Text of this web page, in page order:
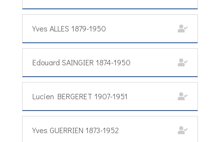
Yves ALLES 1879-1950
Edouard SAINGIER 1874-1950
Lucien BERGERET 1907-1951
Yves GUERRIEN 1873-1952